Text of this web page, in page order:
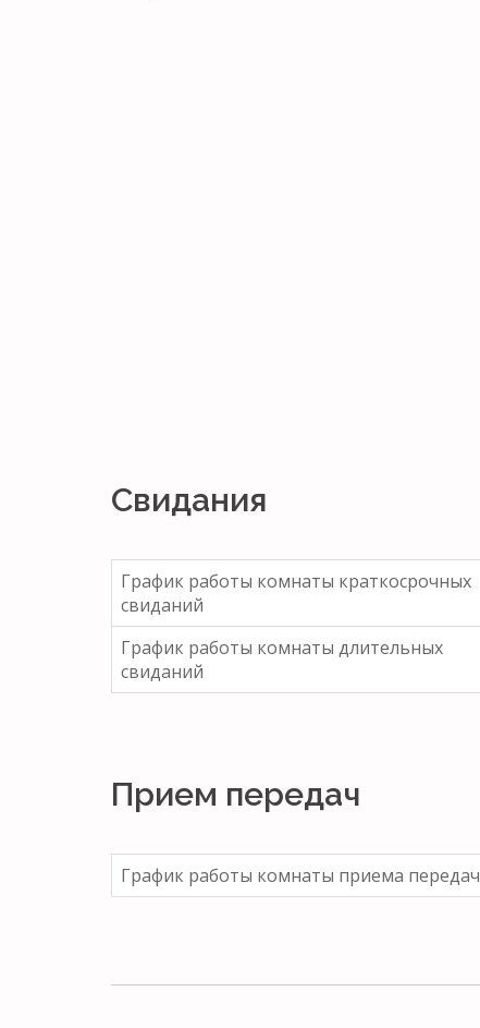
Свидания
График работы комнаты краткосрочных
свиданий
График работы комнаты длительных
свиданий
Прием передач
График работы комнаты приема передач